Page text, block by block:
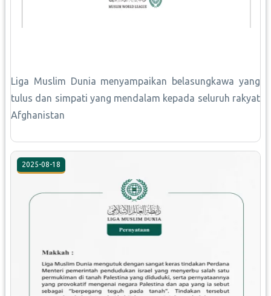
Liga Muslim Dunia menyampaikan belasungkawa yang
tulus dan simpati yang mendalam kepada seluruh rakyat
Afghanistan
2025-08-18